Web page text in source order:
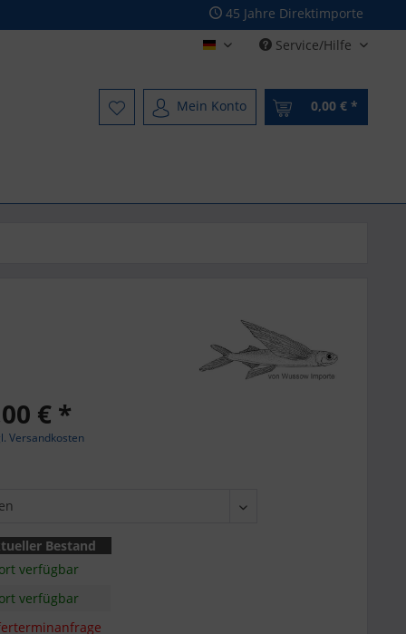
45 Jahre Direktimporte
Deutsch - German
Service/Hilfe
Mein Konto 0,00 € *
€ *
Versandkosten
Bestand
verfügbar
verfügbar